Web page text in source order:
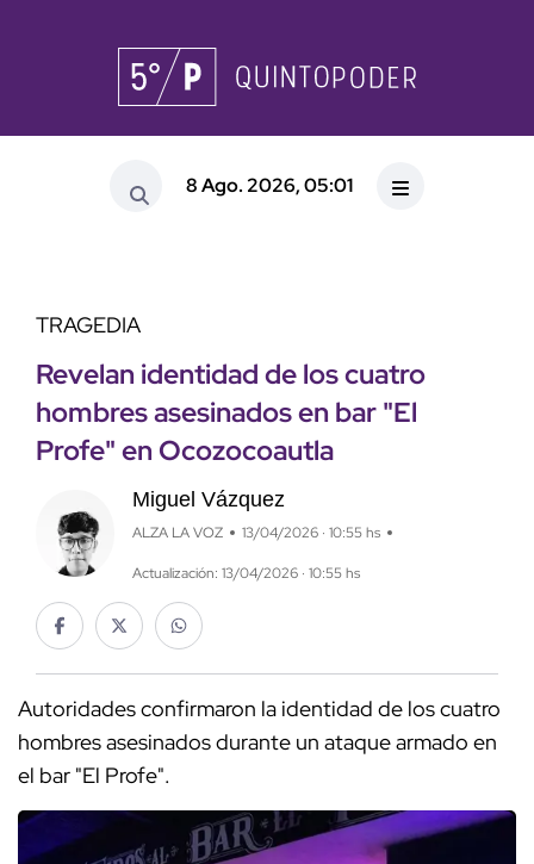
8 Ago. 2026, 05:01
TRAGEDIA
Revelan identidad de los cuatro
hombres asesinados en bar "El
Profe" en Ocozocoautla
Miguel Vázquez
ALZA LA VOZ 13/04/2026 · 10:55 hs
Actualización: 13/04/2026 · 10:55 hs
Autoridades confirmaron la identidad de los cuatro
hombres asesinados durante un ataque armado en
el bar "El Profe".